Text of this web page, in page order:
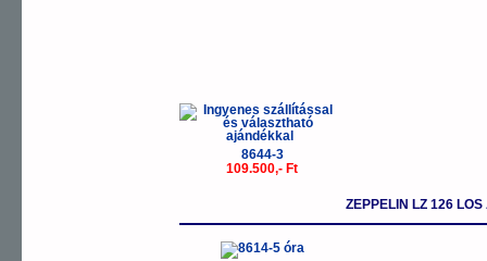
8644-3
109.500,- Ft
ZEPPELIN LZ 126